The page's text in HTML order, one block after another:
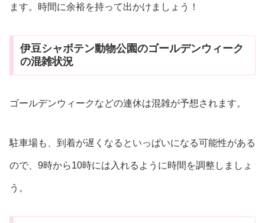
ます。時間に余裕を持って出かけましょう！
伊豆シャボテン動物公園のゴールデンウィーク
の混雑状況
ゴールデンウィークなどの連休は混雑が予想されます。
駐車場も、到着が遅くなるといっぱいになる可能性がある
ので、9時から10時には入れるように時間を調整しましょ
う。